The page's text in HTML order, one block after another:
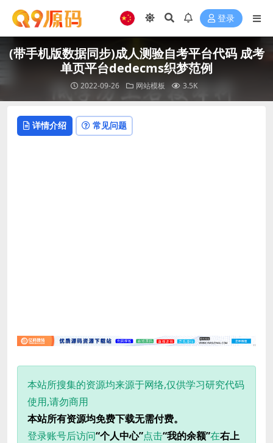
登录
(带手机版数据同步)成人测验自考平台代码 成考
单页平台dedecms织梦范例
2022-09-26 网站模板 3.5K
详情介绍 常见问题
本站所搜集的资源均来源于网络,仅供学习研究代码
使用,请勿商用
本站所有资源均免费下载无需付费。
登录账号后访问“个人中心”点击“我的余额”在右上